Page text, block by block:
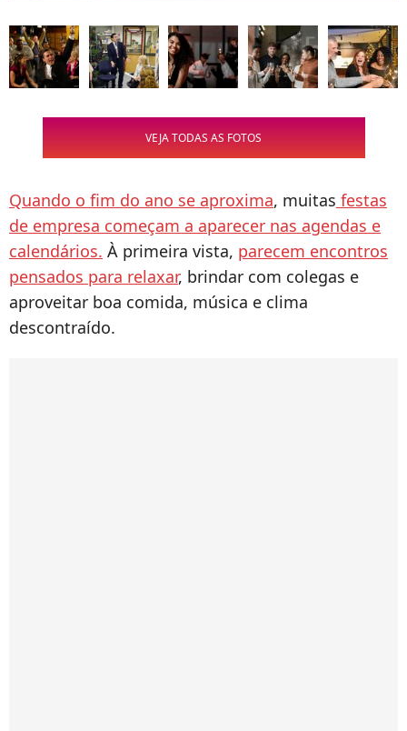
VEJA TODAS AS FOTOS
Quando o fim do ano se aproxima, muitas festas
de empresa começam a aparecer nas agendas e
calendários. À primeira vista, parecem encontros
pensados para relaxar, brindar com colegas e
aproveitar boa comida, música e clima
descontraído.